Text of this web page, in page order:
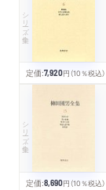
シリーズ・全集
定価:7,920円 （10％税込）
シリーズ・全集
定価:8,690円 （10％税込）